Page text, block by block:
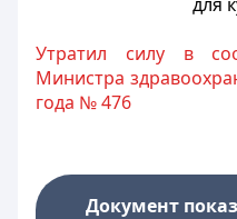
Утратил силу в
Министра
года № 476
Документ